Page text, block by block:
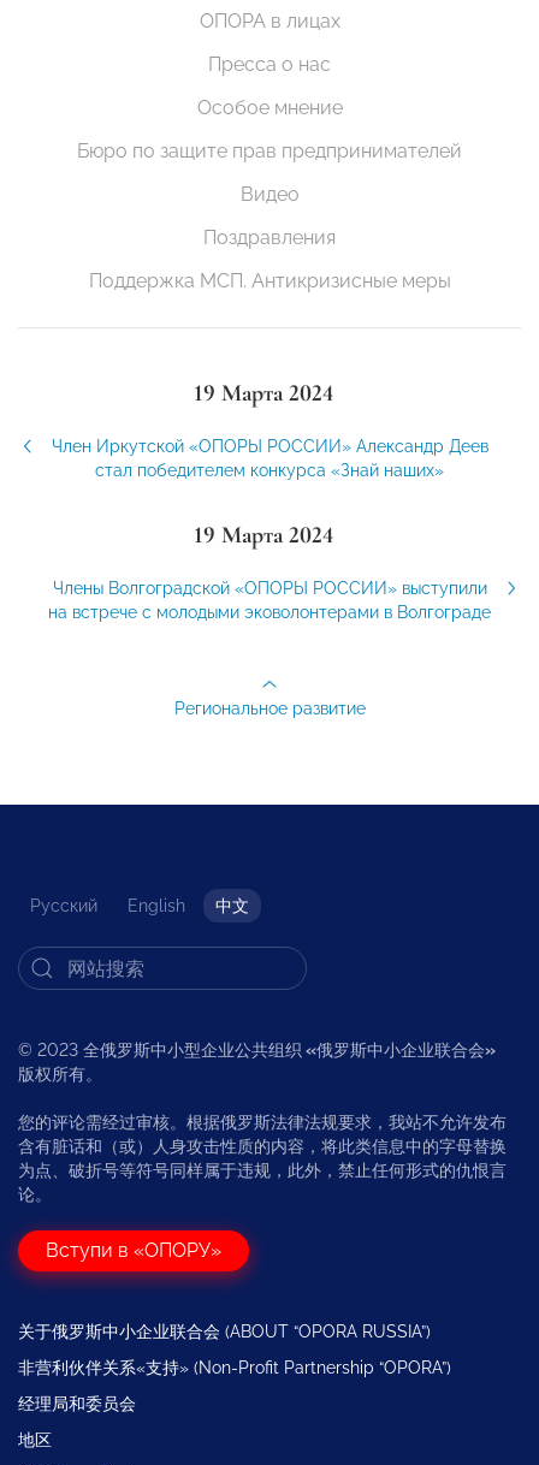
ОПОРА в лицах
Пресса о нас
Особое мнение
Бюро по защите прав предпринимателей
Видео
Поздравления
Поддержка МСП. Антикризисные меры
19 Марта 2024
Член Иркутской «ОПОРЫ РОССИИ» Александр Деев
стал победителем конкурса «Знай наших»
19 Марта 2024
Члены Волгоградской «ОПОРЫ РОССИИ» выступили
на встрече с молодыми эковолонтерами в Волгограде
Региональное развитие
Русский English 中文
© 2023 全俄罗斯中小型企业公共组织 «俄罗斯中小企业联合会»
版权所有。
您的评论需经过审核。根据俄罗斯法律法规要求，我站不允许发布
含有脏话和（或）人身攻击性质的内容，将此类信息中的字母替换
为点、破折号等符号同样属于违规，此外，禁止任何形式的仇恨言
论。
Вступи в «ОПОРУ»
关于俄罗斯中小企业联合会 (ABOUT “OPORA RUSSIA”)
非营利伙伴关系«支持» (Non-Profit Partnership “OPORA”)
经理局和委员会
地区